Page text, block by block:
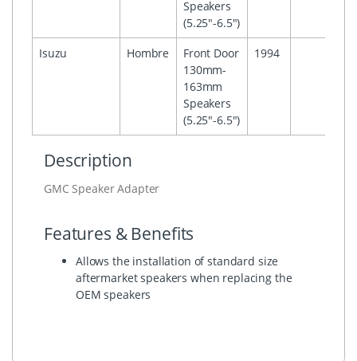
Speakers
(5.25"-6.5")
Isuzu
Hombre
Front Door
130mm-
163mm
Speakers
(5.25"-6.5")
1994
Description
GMC Speaker Adapter
Features & Benefits
Allows the installation of standard size
aftermarket speakers when replacing the
OEM speakers